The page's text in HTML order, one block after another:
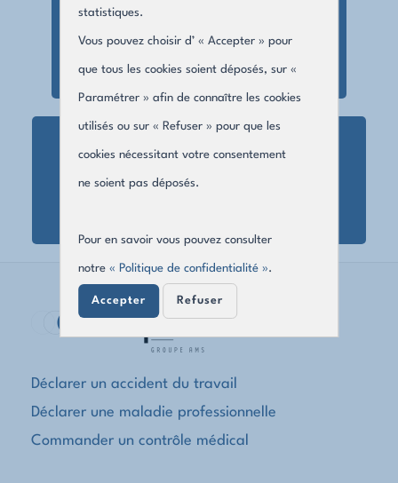
statistiques.
Vous pouvez choisir d’ « Accepter » pour
que tous les cookies soient déposés, sur «
Paramétrer » afin de connaître les cookies
utilisés ou sur « Refuser » pour que les
cookies nécessitant votre consentement
ne soient pas déposés.
Pour en savoir vous pouvez consulter
notre« Politique de confidentialité ».
Accepter Refuser
Accident du travail
Maladie professionnelle
Déclarer un accident du travail
Déclarer une maladie professionnelle
Commander un contrôle médical